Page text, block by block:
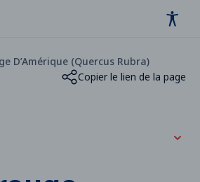
D’Amérique (Quercus Rubra)
Copier le lien de la page
cookies